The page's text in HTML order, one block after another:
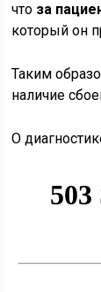
что за
который он
Таким
наличие
О